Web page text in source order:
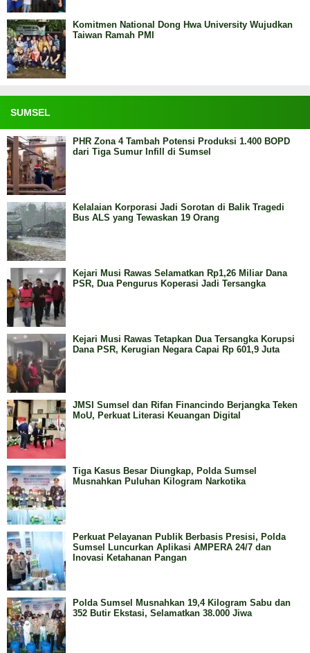
Komitmen National Dong Hwa University Wujudkan
Taiwan Ramah PMI
SUMSEL
PHR Zona 4 Tambah Potensi Produksi 1.400 BOPD
dari Tiga Sumur Infill di Sumsel
Kelalaian Korporasi Jadi Sorotan di Balik Tragedi
Bus ALS yang Tewaskan 19 Orang
Kejari Musi Rawas Selamatkan Rp1,26 Miliar Dana
PSR, Dua Pengurus Koperasi Jadi Tersangka
Kejari Musi Rawas Tetapkan Dua Tersangka Korupsi
Dana PSR, Kerugian Negara Capai Rp 601,9 Juta
JMSI Sumsel dan Rifan Financindo Berjangka Teken
MoU, Perkuat Literasi Keuangan Digital
Tiga Kasus Besar Diungkap, Polda Sumsel
Musnahkan Puluhan Kilogram Narkotika
Perkuat Pelayanan Publik Berbasis Presisi, Polda
Sumsel Luncurkan Aplikasi AMPERA 24/7 dan
Inovasi Ketahanan Pangan
Polda Sumsel Musnahkan 19,4 Kilogram Sabu dan
352 Butir Ekstasi, Selamatkan 38.000 Jiwa